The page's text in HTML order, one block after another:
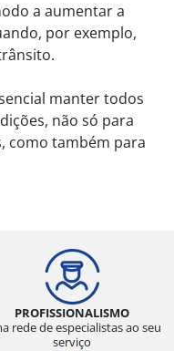
a aumentar a
por exemplo,
manter todos
não só para
como também para
PROFISSIONALISMO
rede de especialistas ao seu
serviço